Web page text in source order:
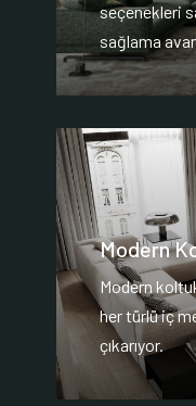
seçenekleri
sağlama
Modern
Modern
her türlü iç
çıkarıyor.